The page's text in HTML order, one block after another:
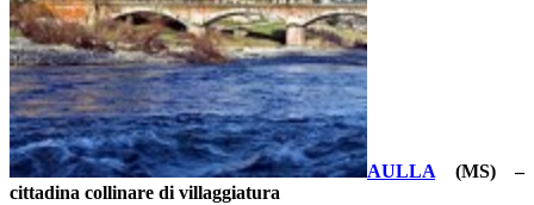
AULLA (MS) –
cittadina collinare di villaggiatura